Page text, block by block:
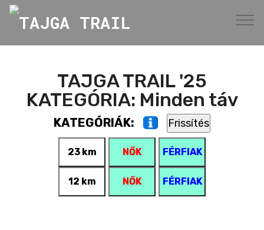
TAJGA TRAIL
TAJGA TRAIL '25
KATEGÓRIA: Minden táv
KATEGÓRIÁK:
23 km NŐK FÉRFIAK
12 km NŐK FÉRFIAK